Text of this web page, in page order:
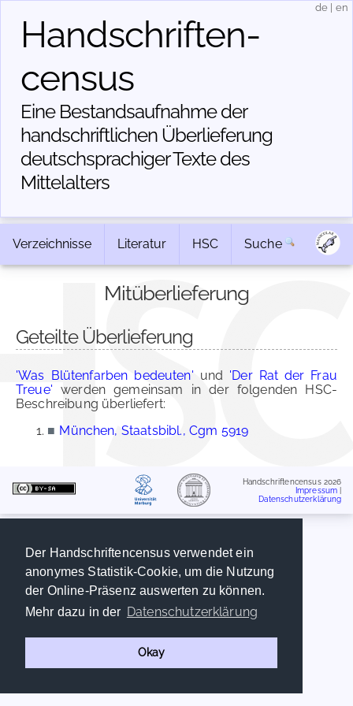
Der Handschriftencensus verwendet ein
anonymes Statistik-Cookie, um die Nutzung
der Online-Präsenz auswerten zu können.
Mehr dazu in der Datenschutzerklärung
Okay
Handschriften­
census
Eine Bestandsaufnahme der
handschriftlichen Über­lieferung
deutschsprachiger Texte des
Mittelalters
de en
Verzeichnisse Literatur HSC Suche
Mitüberlieferung
Geteilte Überlieferung
'Was Blütenfarben bedeuten' und 'Der Rat der Frau
Treue' werden gemeinsam in der folgenden HSC-
Beschreibung überliefert:
■ München, Staatsbibl., Cgm 5919
Handschriftencensus 2026
Impressum
Datenschutzerklärung